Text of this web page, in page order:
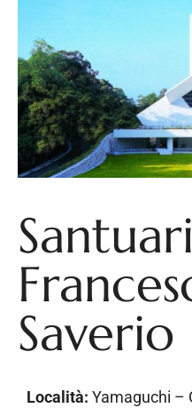
Saverio
Località: Yamaguchi –